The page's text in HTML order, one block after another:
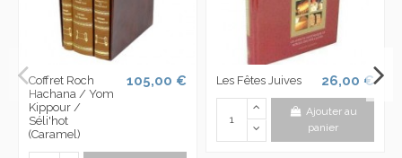
Coffret Roch
Hachana / Yom
Kippour /
Séli'hot
(Caramel)
105,00 € Les Fêtes Juives 26,00 €
Ajouter au
panier